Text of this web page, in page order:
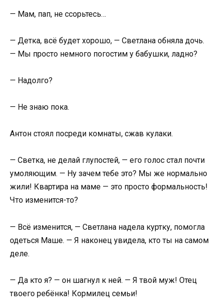
— Мам, пап, не ссорьтесь…
— Детка, всё будет хорошо, — Светлана обняла дочь.
— Мы просто немного погостим у бабушки, ладно?
— Надолго?
— Не знаю пока.
Антон стоял посреди комнаты, сжав кулаки.
— Светка, не делай глупостей, — его голос стал почти
умоляющим. — Ну зачем тебе это? Мы же нормально
жили! Квартира на маме — это просто формальность!
Что изменится-то?
— Всё изменится, — Светлана надела куртку, помогла
одеться Маше. — Я наконец увидела, кто ты на самом
деле.
— Да кто я? — он шагнул к ней. — Я твой муж! Отец
твоего ребёнка! Кормилец семьи!